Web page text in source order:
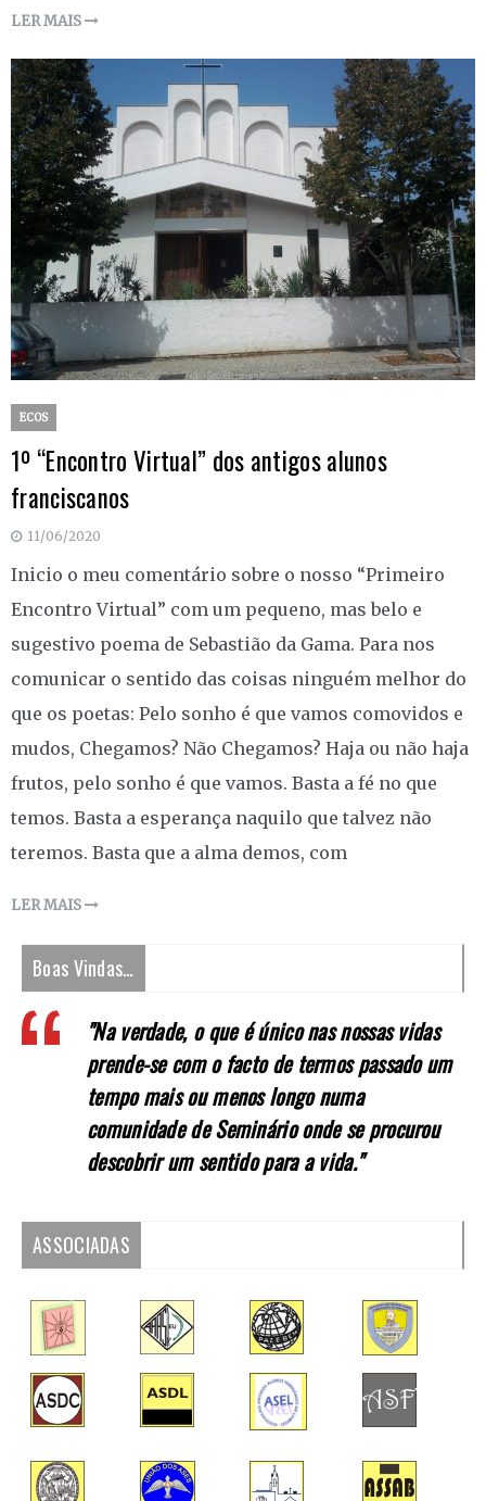
LER MAIS
ECOS
1º “Encontro Virtual” dos antigos alunos
franciscanos
11/06/2020
Inicio o meu comentário sobre o nosso “Primeiro
Encontro Virtual” com um pequeno, mas belo e
sugestivo poema de Sebastião da Gama. Para nos
comunicar o sentido das coisas ninguém melhor do
que os poetas: Pelo sonho é que vamos comovidos e
mudos, Chegamos? Não Chegamos? Haja ou não haja
frutos, pelo sonho é que vamos. Basta a fé no que
temos. Basta a esperança naquilo que talvez não
teremos. Basta que a alma demos, com
LER MAIS
Boas Vindas…
"Na verdade, o que é único nas nossas vidas
prende-se com o facto de termos passado um
tempo mais ou menos longo numa
comunidade de Seminário onde se procurou
descobrir um sentido para a vida."
ASSOCIADAS